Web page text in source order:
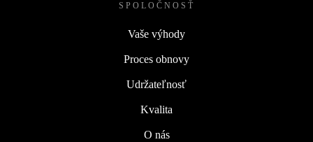
SPOLOČNOSŤ
Vaše výhody
Proces obnovy
Udržateľnosť
Kvalita
O nás